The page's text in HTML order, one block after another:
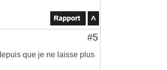
#5
que je ne laisse plus